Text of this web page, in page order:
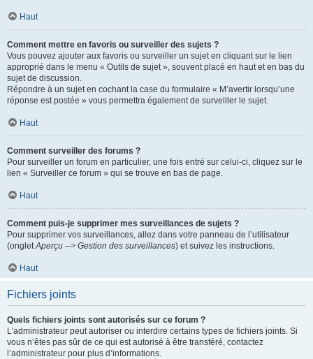
Haut
Comment mettre en favoris ou surveiller des sujets ?
Vous pouvez ajouter aux favoris ou surveiller un sujet en cliquant sur le lien
approprié dans le menu « Outils de sujet », souvent placé en haut et en bas du
sujet de discussion.
Répondre à un sujet en cochant la case du formulaire « M’avertir lorsqu’une
réponse est postée » vous permettra également de surveiller le sujet.
Haut
Comment surveiller des forums ?
Pour surveiller un forum en particulier, une fois entré sur celui-ci, cliquez sur le
lien « Surveiller ce forum » qui se trouve en bas de page.
Haut
Comment puis-je supprimer mes surveillances de sujets ?
Pour supprimer vos surveillances, allez dans votre panneau de l’utilisateur
(ongletAperçu --> Gestion des surveillances) et suivez les instructions.
Haut
Fichiers joints
Quels fichiers joints sont autorisés sur ce forum ?
L’administrateur peut autoriser ou interdire certains types de fichiers joints. Si
vous n’êtes pas sûr de ce qui est autorisé à être transféré, contactez
l’administrateur pour plus d’informations.